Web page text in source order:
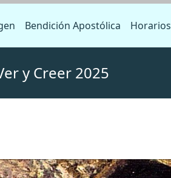
Bendición Apostólica
y Creer 2025